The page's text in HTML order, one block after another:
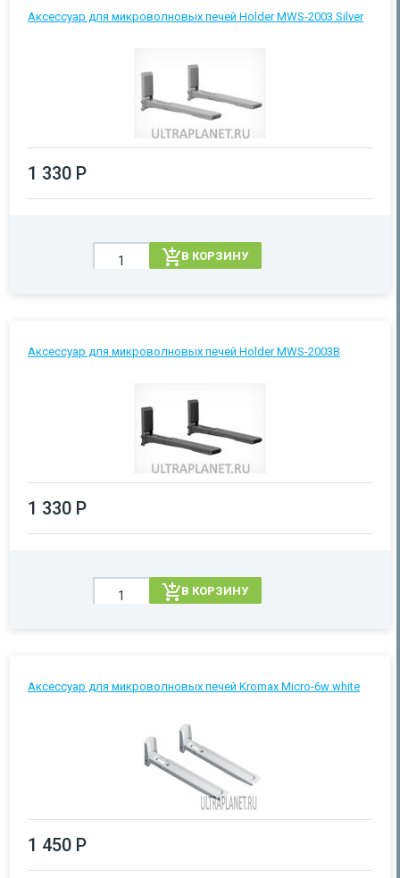
Аксессуар для микроволновых печей Holder MWS-2003 Silver
1 330 Р
В КОРЗИНУ
Аксессуар для микроволновых печей Holder MWS-2003B
1 330 Р
В КОРЗИНУ
Аксессуар для микроволновых печей Kromax Micro-6w white
1 450 Р